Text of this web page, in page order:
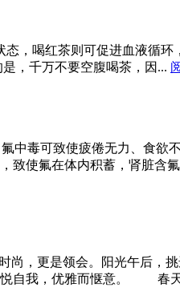
喝红茶则可促进血液循环
，千万不要空腹喝茶，因...
毒可致使疲倦无力、食欲不
致使氟在体内积蓄，肾脏含
，更是领会。阳光午后，
悦自我，优雅而惬意。 春